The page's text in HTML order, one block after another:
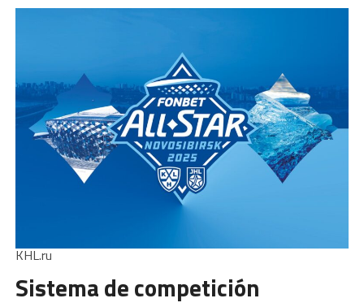
KHL.ru
Sistema de competición